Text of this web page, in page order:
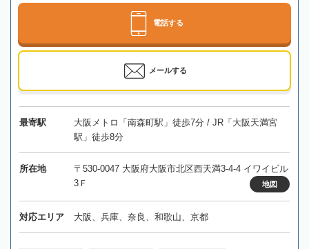
電話する
メールする
最寄駅
大阪メトロ「南森町駅」徒歩7分 / JR「大阪天満宮
駅」徒歩8分
所在地
〒530-0047 大阪府大阪市北区西天満3-4-4 イワイビル
3Ｆ
地図
対応エリア 大阪、兵庫、奈良、和歌山、京都